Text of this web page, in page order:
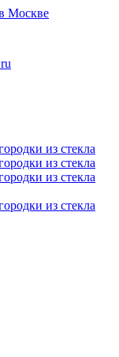
из стекла
из стекла
из стекла
из стекла